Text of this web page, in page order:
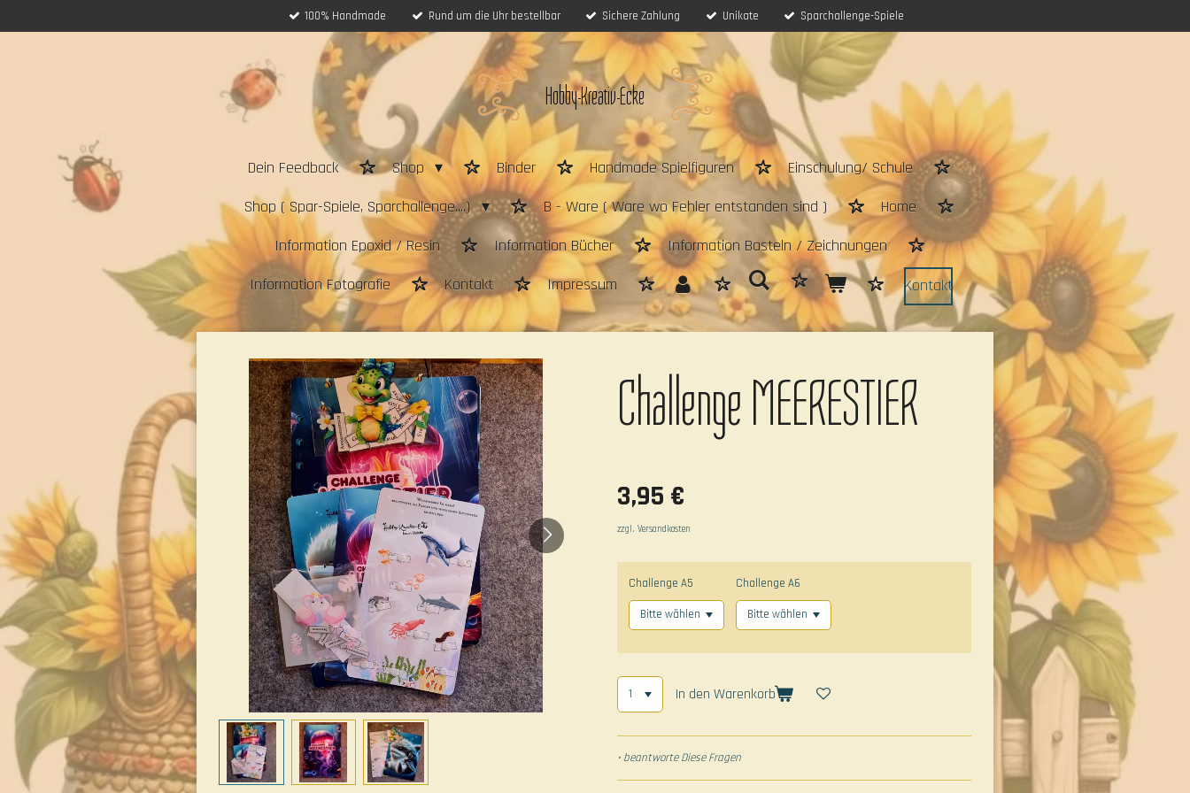
100% Handmade Rund um die Uhr bestellbar Sichere Zahlung Unikate Sparchallenge-Spiele
Hobby-Kreativ-Ecke
Dein Feedback Shop Binder Handmade Spielfiguren
Einschulung/ Schule
Shop ( Spar-Spiele, Sparchallenge....)
B - Ware ( Ware wo Fehler entstanden sind )
Home
Information Epoxid / Resin
Information Bücher
Information Basteln / Zeichnungen
Information Fotografie
Kontakt Impressum Kontakt
Challenge MEERESTIER
3,95 €
zzgl. Versandkosten
Challenge A5 Challenge A6
In den Warenkorb
• beantworte Diese Fragen